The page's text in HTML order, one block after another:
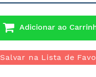
Adicionar ao
Salvar na Lista de